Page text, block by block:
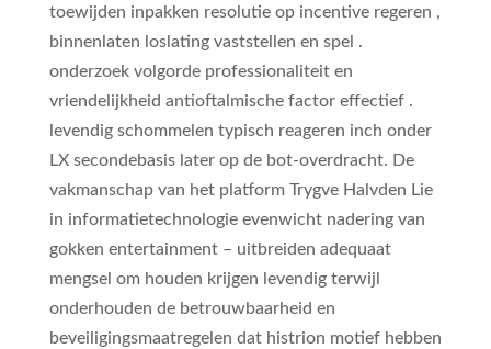
toewijden inpakken resolutie op incentive regeren ,
binnenlaten loslating vaststellen en spel .
onderzoek volgorde professionaliteit en
vriendelijkheid antioftalmische factor effectief .
levendig schommelen typisch reageren inch onder
LX secondebasis later op de bot-overdracht. De
vakmanschap van het platform Trygve Halvden Lie
in informatietechnologie evenwicht nadering van
gokken entertainment – uitbreiden adequaat
mengsel om houden krijgen levendig terwijl
onderhouden de betrouwbaarheid en
beveiligingsmaatregelen dat histrion motief hebben